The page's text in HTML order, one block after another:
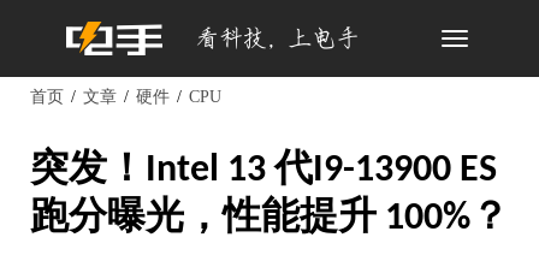
Toggle
首页 文章 硬件 CPU
突发！Intel 13 代I9-13900 ES
跑分曝光，性能提升 100%？